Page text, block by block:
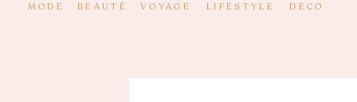
DECO
LIFESTYLE
VOYAGE
BEAUTÉ
MODE